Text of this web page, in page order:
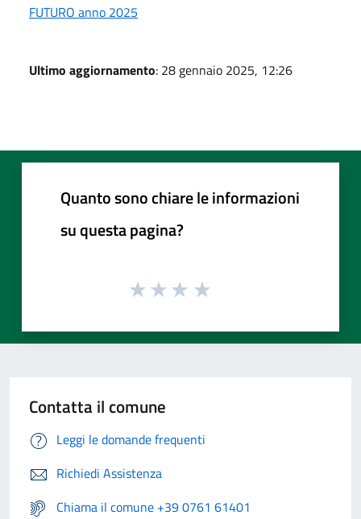
FUTURO anno 2025
Ultimo aggiornamento: 28 gennaio 2025, 12:26
Quanto sono chiare le informazioni
su questa pagina?
Contatta il comune
Leggi le domande frequenti
Richiedi Assistenza
Chiama il comune +39 0761 61401